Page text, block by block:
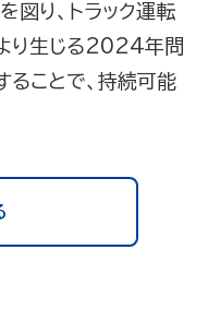
図り、トラック運転
り生じる2024年問
ことで、持続可能